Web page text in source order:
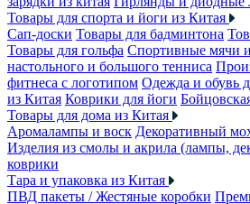
Товары для спорта и йоги из Китая
Сап-доски Товары для бадминтона
Товары для гольфа Спортивные мячи
настольного и большого тенниса
фитнеса с логотипом Одежда и обувь
из Китая Коврики для йоги
Товары для дома из Китая
Аромалампы и воск Декоративный
Изделия из смолы и акрила (лампы,
коврики
Тара и упаковка из Китая
ПВД пакеты / Жестяные коробки